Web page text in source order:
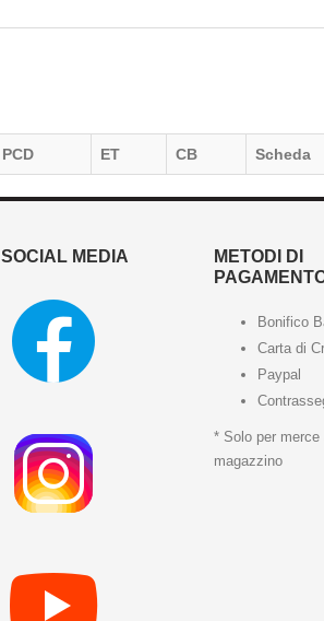
PCD ET CB Scheda
SOCIAL MEDIA
METODI DI
Bonifico
Carta di
Paypal
* Solo per merce
magazzino